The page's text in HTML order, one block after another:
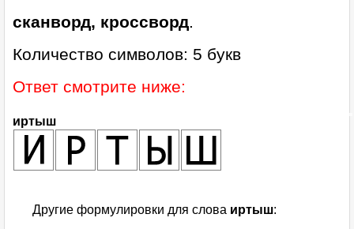
сканворд, кроссворд.
Количество символов: 5 букв
Ответ смотрите ниже:
иртыш
Другие формулировки для слова иртыш: